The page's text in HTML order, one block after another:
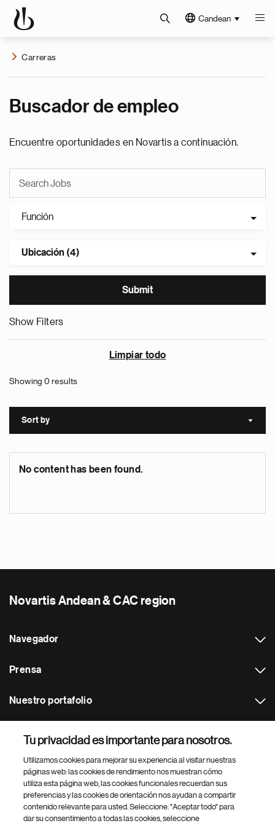
Candean
Carreras
Buscador de empleo
Encuentre oportunidades en Novartis a continuación.
Función
Ubicación (4)
Show Filters
Limpiar todo
Showing 0 results
Sort by Sort
No content has been found.
Novartis Andean & CAC region
Navegador
Prensa
Nuestro portafolio
Footer Site Search
Tu privacidad es importante para nosotros.
Utilizamos cookies para mejorar su experiencia al visitar nuestras
páginas web: las cookies de rendimiento nos muestran cómo
utiliza esta página web, las cookies funcionales recuerdan sus
preferencias y las cookies de orientación nos ayudan a compartir
contenido relevante para usted. Seleccione: "Aceptar todo" para
dar su consentimiento a todas las cookies, seleccione